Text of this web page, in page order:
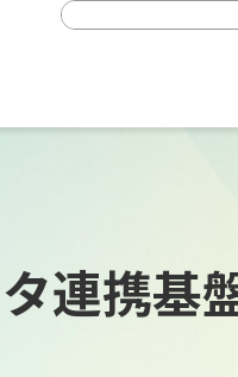
連携基